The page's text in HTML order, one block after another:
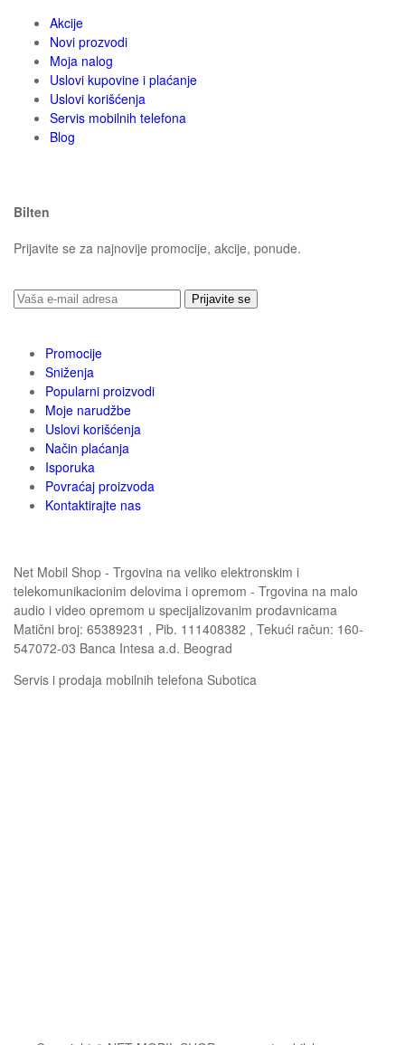
Akcije
Novi prozvodi
Moja nalog
Uslovi kupovine i plaćanje
Uslovi korišćenja
Servis mobilnih telefona
Blog
Bilten
Prijavite se za najnovije promocije, akcije, ponude.
Prijavite se
Promocije
Sniženja
Popularni proizvodi
Moje narudžbe
Uslovi korišćenja
Način plaćanja
Isporuka
Povraćaj proizvoda
Kontaktirajte nas
Net Mobil Shop - Trgovina na veliko elektronskim i
telekomunikacionim delovima i opremom - Trgovina na malo
audio i video opremom u specijalizovanim prodavnicama
Matični broj: 65389231 , Pib. 111408382 , Tekući račun: 160-
547072-03 Banca Intesa a.d. Beograd
Servis i prodaja mobilnih telefona Subotica